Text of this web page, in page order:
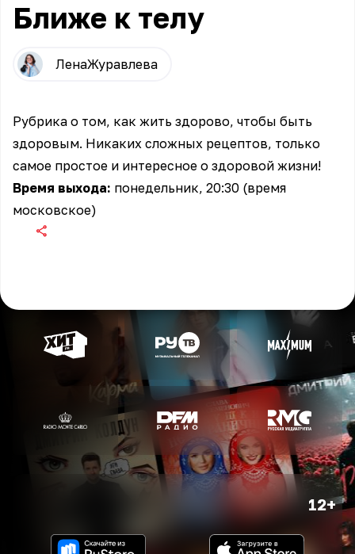
Ближе к телу
ЛенаЖуравлева
Рубрика о том, как жить здорово, чтобы быть
здоровым. Никаких сложных рецептов, только
самое простое и интересное о здоровой жизни!
Время выхода: понедельник, 20:30 (время
московское)
12+